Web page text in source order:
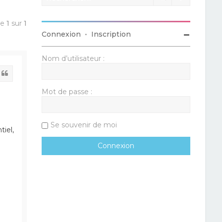
1 sur1
Connexion • Inscription
Nom d’utilisateur :
Mot de passe :
Se souvenir de moi